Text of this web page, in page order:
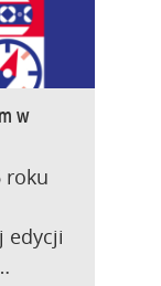
w
roku
edycji